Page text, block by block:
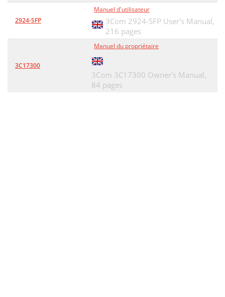
2924-SFP
Manuel d'utilisateur
3Com 2924-SFP User's Manual,
216 pages
3C17300
Manuel du propriétaire
3Com 3C17300 Owner's Manual,
84 pages